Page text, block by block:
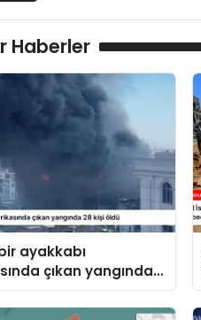
Haberler
ayakkabı
çıkan yangında